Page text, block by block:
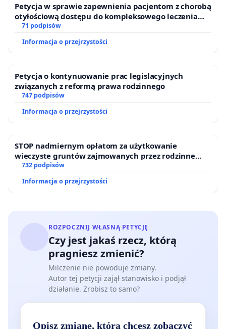
Petycja w sprawie zapewnienia pacjentom z chorobą
otyłościową dostępu do kompleksowego leczenia
oraz programów profilaktycznych.
71 podpisów
Informacja o przejrzystości
Petycja o kontynuowanie prac legislacyjnych
związanych z reformą prawa rodzinnego
747 podpisów
Informacja o przejrzystości
STOP nadmiernym opłatom za użytkowanie
wieczyste gruntów zajmowanych przez rodzinne
ogrody działkowe.
732 podpisów
Informacja o przejrzystości
ROZPOCZNIJ WŁASNĄ PETYCJĘ
Czy jest jakaś rzecz, którą
pragniesz zmienić?
Milczenie nie powoduje zmiany.
Autor tej petycji zajął stanowisko i podjął
działanie. Zrobisz to samo?
Opisz zmianę, którą chcesz zobaczyć